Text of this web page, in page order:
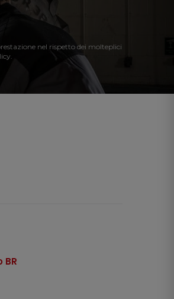
nel rispetto dei molteplici
BR